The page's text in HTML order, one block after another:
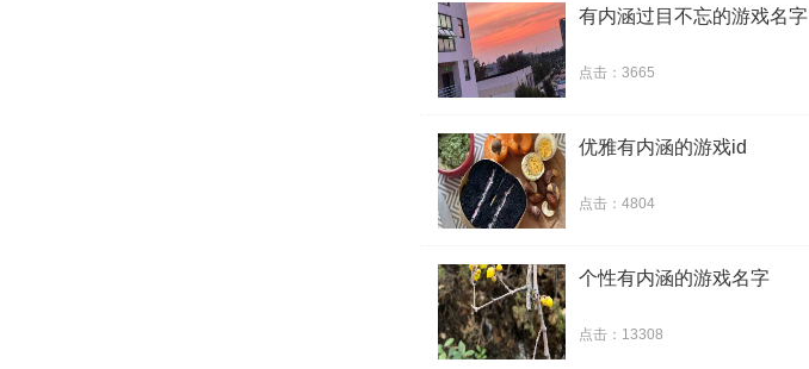
有内涵过目不忘的游戏名字
点击：3665
优雅有内涵的游戏id
点击：4804
个性有内涵的游戏名字
点击：13308